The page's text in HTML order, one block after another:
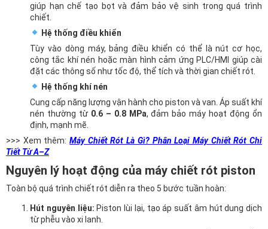
giúp hạn chế tạo bọt và đảm bảo vệ sinh trong quá trình
chiết.
Hệ thống điều khiển
Tùy vào dòng máy, bảng điều khiển có thể là nút cơ học,
công tắc khí nén hoặc màn hình cảm ứng PLC/HMI giúp cài
đặt các thông số như tốc độ, thể tích và thời gian chiết rót.
Hệ thống khí nén
Cung cấp năng lượng vận hành cho piston và van. Áp suất khí
nén thường từ 0.6 – 0.8 MPa, đảm bảo máy hoạt động ổn
định, mạnh mẽ.
>>> Xem thêm:Máy Chiết Rót Là Gì? Phân Loại Máy Chiết Rót Chi
Tiết Từ A–Z
Nguyên lý hoạt động của máy chiết rót piston
Toàn bộ quá trình chiết rót diễn ra theo 5 bước tuần hoàn:
Hút nguyên liệu: Piston lùi lại, tạo áp suất âm hút dung dịch
từ phễu vào xi lanh.